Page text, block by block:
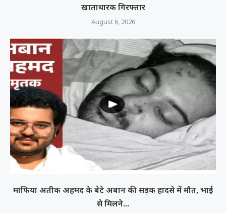
खाताधारक गिरफ्तार
August 6, 2026
माफिया अतीक अहमद के बेटे अबान की सड़क हादसे में मौत, भाई
से मिलने...